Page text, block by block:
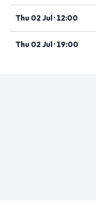
Thu 02 Jul · 12:00
Thu 02 Jul · 19:00